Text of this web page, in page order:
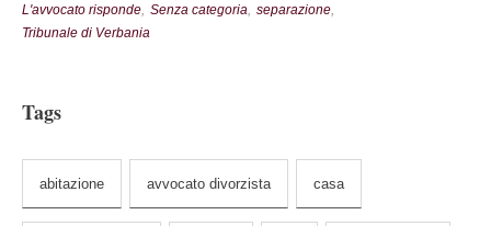
L'avvocato risponde
Senza categoria
separazione
Tribunale di Verbania
Tags
abitazione avvocato divorzista casa